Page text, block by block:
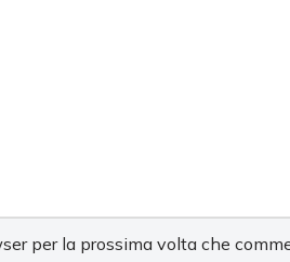
per la prossima volta che